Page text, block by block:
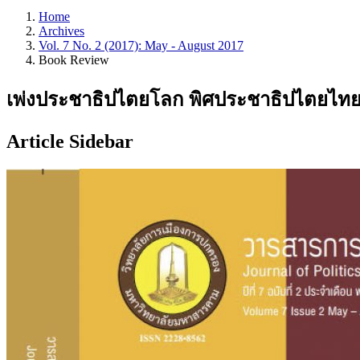
Home
Archives
Vol. 7 No. 2 (2017): May - August 2017
Book Review
เพ่งประชาธิปไตยโลก พิศประชาธิปไตยไท
Article Sidebar